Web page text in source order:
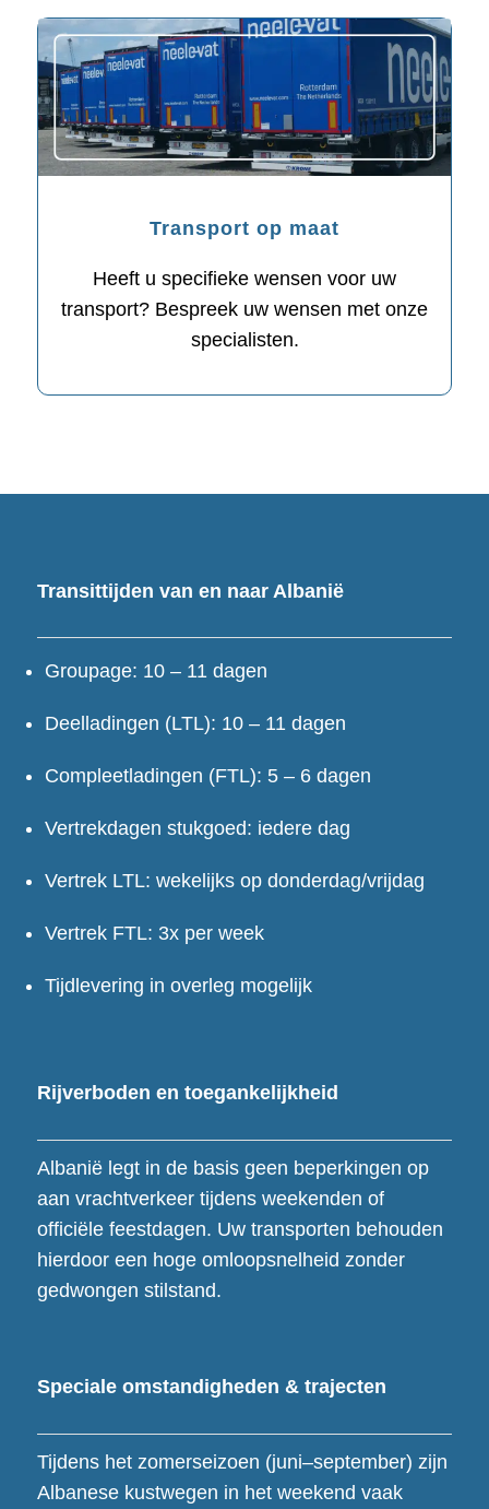
Transport op maat
Heeft u specifieke wensen voor uw
transport? Bespreek uw wensen met onze
specialisten.
Transittijden van en naar Albanië
Groupage: 10 – 11 dagen
Deelladingen (LTL): 10 – 11 dagen
Compleetladingen (FTL): 5 – 6 dagen
Vertrekdagen stukgoed: iedere dag
Vertrek LTL: wekelijks op donderdag/vrijdag
Vertrek FTL: 3x per week
Tijdlevering in overleg mogelijk
Rijverboden en toegankelijkheid
Albanië legt in de basis geen beperkingen op
aan vrachtverkeer tijdens weekenden of
officiële feestdagen. Uw transporten behouden
hierdoor een hoge omloopsnelheid zonder
gedwongen stilstand.
Speciale omstandigheden & trajecten
Tijdens het zomerseizoen (juni–september) zijn
Albanese kustwegen in het weekend vaak